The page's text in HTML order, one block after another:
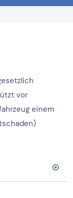
vor
einem